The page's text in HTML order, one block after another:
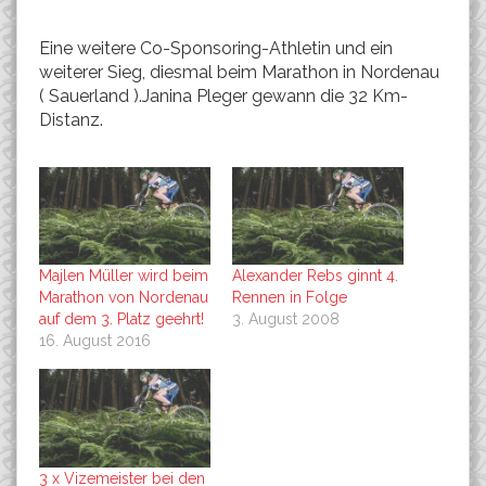
Eine weitere Co-Sponsoring-Athletin und ein
weiterer Sieg, diesmal beim Marathon in Nordenau
( Sauerland ).Janina Pleger gewann die 32 Km-
Distanz.
Majlen Müller wird beim
Marathon von Nordenau
auf dem 3. Platz geehrt!
16. August 2016
Alexander Rebs ginnt 4.
Rennen in Folge
3. August 2008
3 x Vizemeister bei den